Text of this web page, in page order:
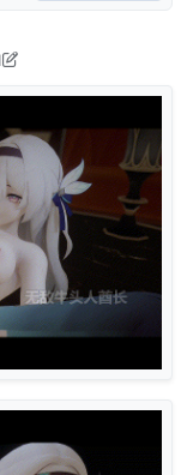
日 上午11:55